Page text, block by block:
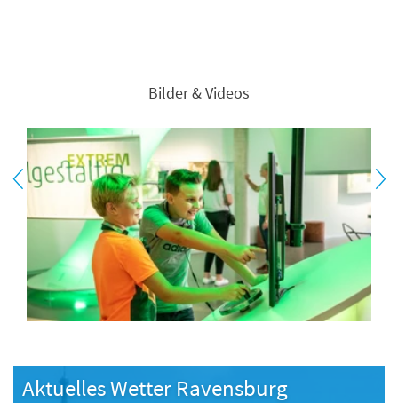
Bilder & Videos
Aktuelles Wetter Ravensburg